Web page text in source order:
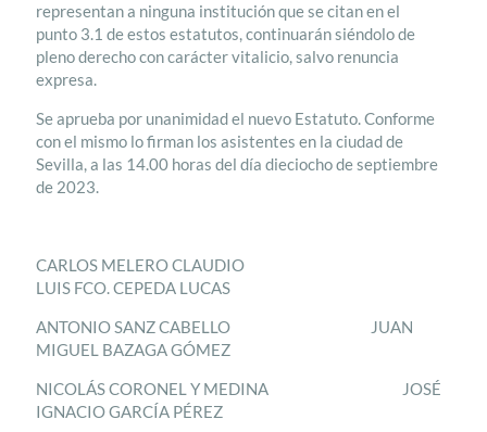
representan a ninguna institución que se citan en el
punto 3.1 de estos estatutos, continuarán siéndolo de
pleno derecho con carácter vitalicio, salvo renuncia
expresa.
Se aprueba por unanimidad el nuevo Estatuto. Conforme
con el mismo lo firman los asistentes en la ciudad de
Sevilla, a las 14.00 horas del día dieciocho de septiembre
de 2023.
CARLOS MELERO CLAUDIO
LUIS FCO. CEPEDA LUCAS
ANTONIO SANZ CABELLO JUAN
MIGUEL BAZAGA GÓMEZ
NICOLÁS CORONEL Y MEDINA JOSÉ
IGNACIO GARCÍA PÉREZ